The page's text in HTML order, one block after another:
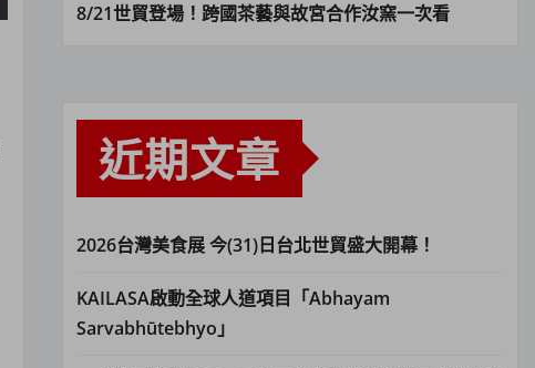
8/21世貿登場！跨國茶藝與故宮合作汝窯一次看
近期文章
2026台灣美食展 今(31)日台北世貿盛大開幕！
KAILASA啟動全球人道項目「Abhayam
Sarvabhūtebhyo」